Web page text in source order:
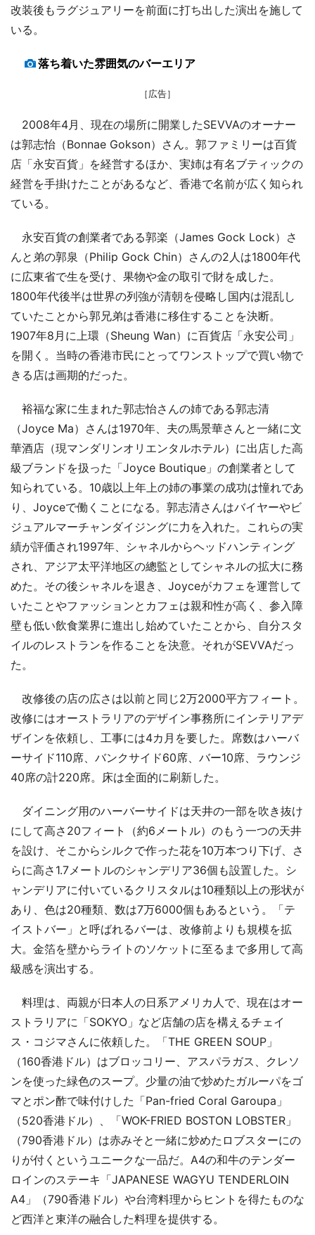
改装後もラグジュアリーを前面に打ち出した演出を施して
いる。
落ち着いた雰囲気のバーエリア
［広告］
2008年4月、現在の場所に開業したSEVVAのオーナー
は郭志怡（Bonnae Gokson）さん。郭ファミリーは百貨
店「永安百貨」を経営するほか、実姉は有名ブティックの
経営を手掛けたことがあるなど、香港で名前が広く知られ
ている。
永安百貨の創業者である郭楽（James Gock Lock）さ
んと弟の郭泉（Philip Gock Chin）さんの2人は1800年代
に広東省で生を受け、果物や金の取引で財を成した。
1800年代後半は世界の列強が清朝を侵略し国内は混乱し
ていたことから郭兄弟は香港に移住することを決断。
1907年8月に上環（Sheung Wan）に百貨店「永安公司」
を開く。当時の香港市民にとってワンストップで買い物で
きる店は画期的だった。
裕福な家に生まれた郭志怡さんの姉である郭志清
（Joyce Ma）さんは1970年、夫の馬景華さんと一緒に文
華酒店（現マンダリンオリエンタルホテル）に出店した高
級ブランドを扱った「Joyce Boutique」の創業者として
知られている。10歳以上年上の姉の事業の成功は憧れであ
り、Joyceで働くことになる。郭志清さんはバイヤーやビ
ジュアルマーチャンダイジングに力を入れた。これらの実
績が評価され1997年、シャネルからヘッドハンティング
され、アジア太平洋地区の總監としてシャネルの拡大に務
めた。その後シャネルを退き、Joyceがカフェを運営して
いたことやファッションとカフェは親和性が高く、参入障
壁も低い飲食業界に進出し始めていたことから、自分スタ
イルのレストランを作ることを決意。それがSEVVAだっ
た。
改修後の店の広さは以前と同じ2万2000平方フィート。
改修にはオーストラリアのデザイン事務所にインテリアデ
ザインを依頼し、工事には4カ月を要した。席数はハーバ
ーサイド110席、バンクサイド60席、バー10席、ラウンジ
40席の計220席。床は全面的に刷新した。
ダイニング用のハーバーサイドは天井の一部を吹き抜け
にして高さ20フィート（約6メートル）のもう一つの天井
を設け、そこからシルクで作った花を10万本つり下げ、さ
らに高さ1.7メートルのシャンデリア36個も設置した。シ
ャンデリアに付いているクリスタルは10種類以上の形状が
あり、色は20種類、数は7万6000個もあるという。「テ
イストバー」と呼ばれるバーは、改修前よりも規模を拡
大。金箔を壁からライトのソケットに至るまで多用して高
級感を演出する。
料理は、両親が日本人の日系アメリカ人で、現在はオー
ストラリアに「SOKYO」など店舗の店を構えるチェイ
ス・コジマさんに依頼した。「THE GREEN SOUP」
（160香港ドル）はブロッコリー、アスパラガス、クレソ
ンを使った緑色のスープ。少量の油で炒めたガルーパをゴ
マとポン酢で味付けした「Pan-fried Coral Garoupa」
（520香港ドル）、「WOK-FRIED BOSTON LOBSTER」
（790香港ドル）は赤みそと一緒に炒めたロブスターにの
りが付くというユニークな一品だ。A4の和牛のテンダー
ロインのステーキ「JAPANESE WAGYU TENDERLOIN
A4」（790香港ドル）や台湾料理からヒントを得たものな
ど西洋と東洋の融合した料理を提供する。